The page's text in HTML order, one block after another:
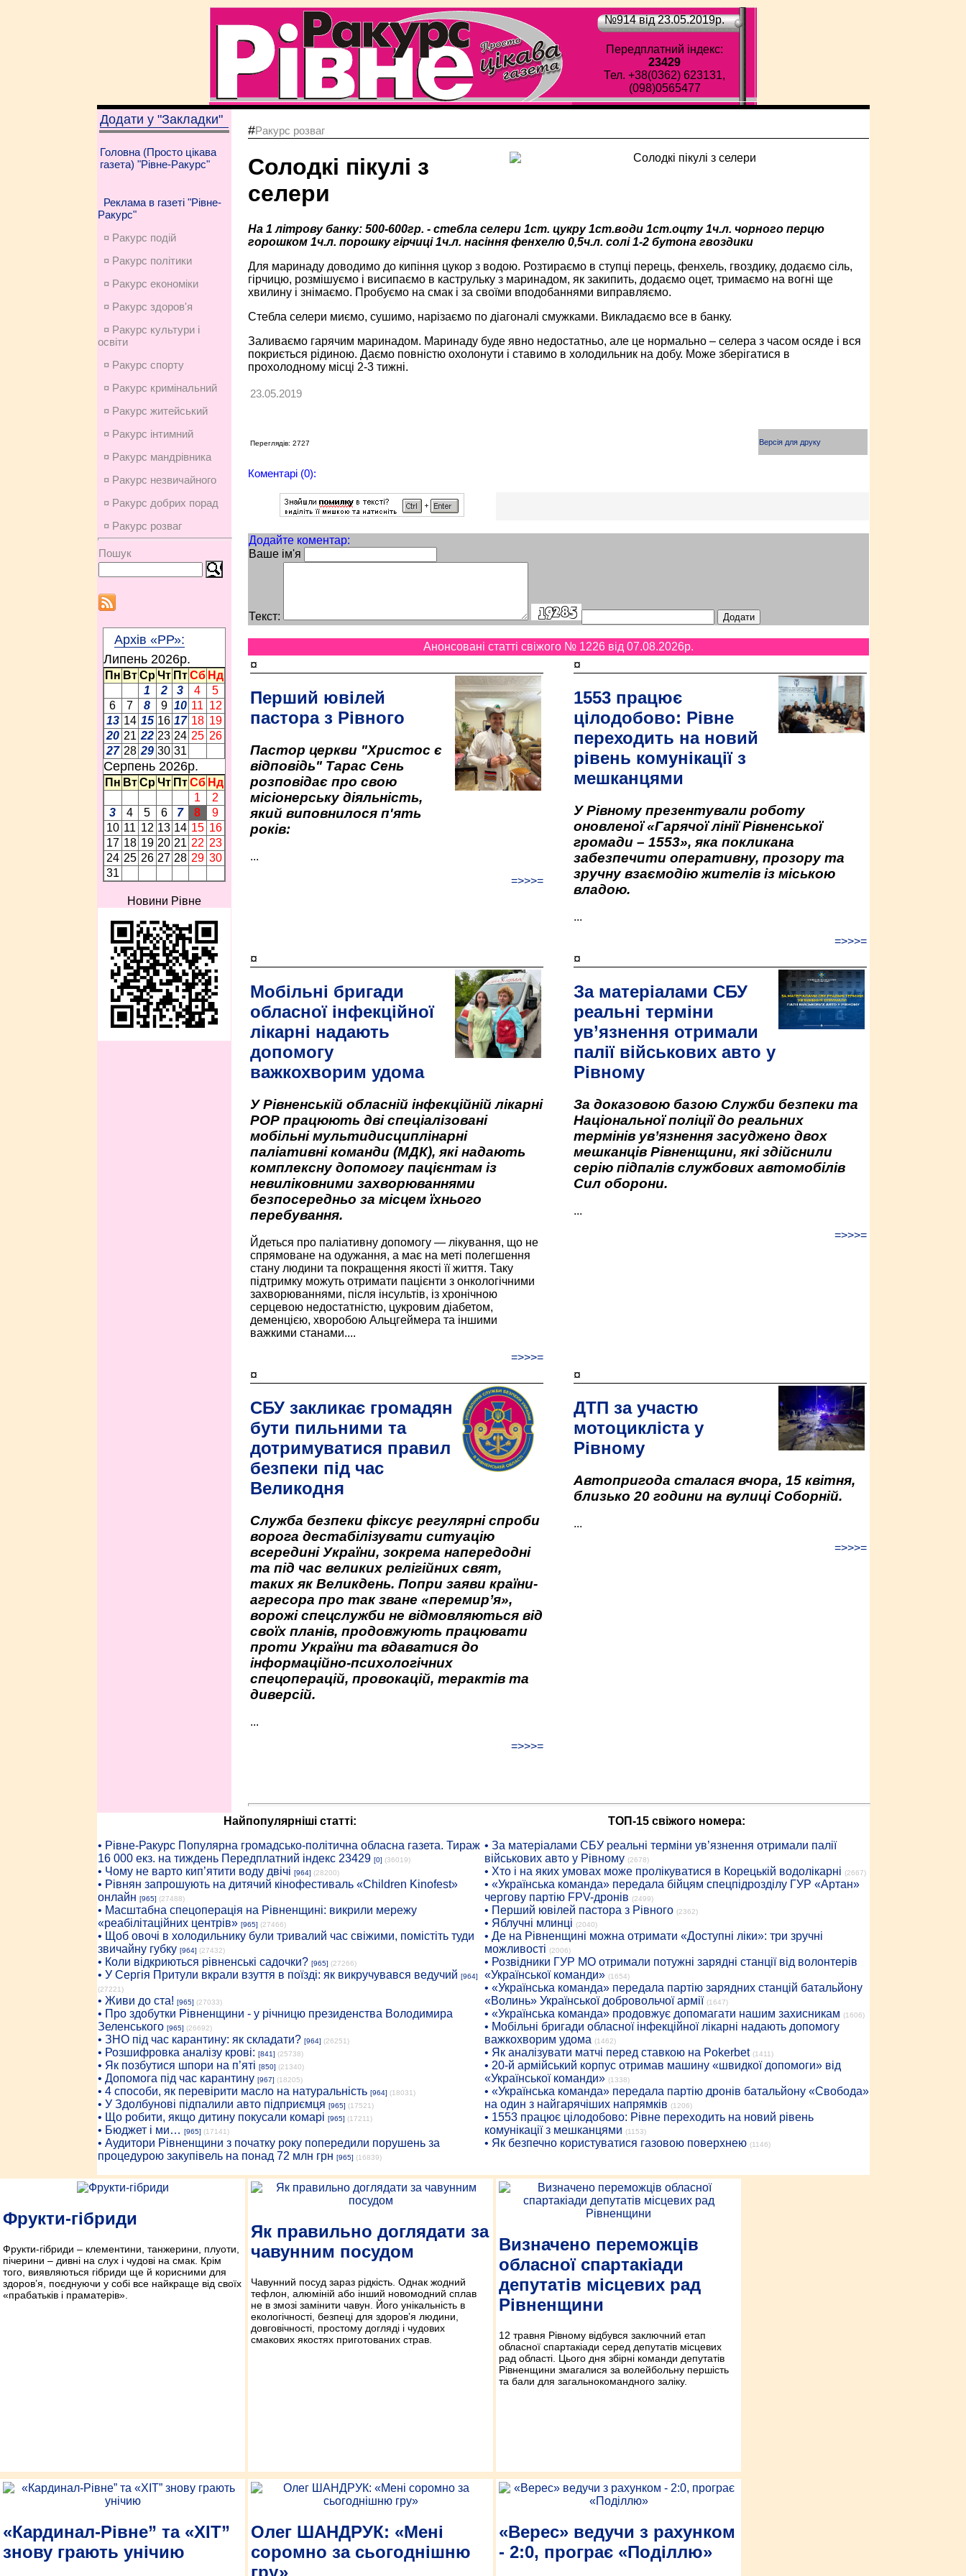
№914 від 23.05.2019p.
Передплатний індекс:
23429
Тел. +38(0362) 623131,
(098)0565477
Додати у "Закладки"
Головна (Просто цікава
газета) "Рівне-Ракурс"
Реклама в газеті "Рівне-
Ракурс"
¤ Ракурс подій
¤ Ракурс політики
¤ Ракурс економiки
¤ Ракурс здоров'я
¤ Ракурс культури і
освіти
¤ Ракурс спорту
¤ Ракурс кримінальний
¤ Ракурс житейський
¤ Ракурс інтимний
¤ Ракурс мандрівника
¤ Ракурс незвичайного
¤ Ракурс добрих порад
¤ Ракурс розваг
Пошук
Архів «РР»:
Липень 2026p.
Пн Вт Ср Чт Пт Сб Нд
1
2 3 4
5
6
7 8 9 10 11 12
13 14 15 16 17 18 19
20 21 22 23 24 25 26
27 28 29 30 31
Серпень 2026p.
Пн Вт Ср Чт Пт Сб Нд
1
2
3
4 5 6 7 8
9
10 11 12 13 14 15 16
17 18 19 20 21 22 23
24 25 26 27 28 29 30
31
Новини Рівне
#Ракурс розваг
Солодкі пікулі з
селери
На 1 літрову банку: 500-600гр. - стебла селери 1ст. цукру 1ст.води 1ст.оцту 1ч.л. чорного перцю
горошком 1ч.л. порошку гірчиці 1ч.л. насіння фенхелю 0,5ч.л. солі 1-2 бутона гвоздики
Для маринаду доводимо до кипіння цукор з водою. Розтираємо в ступці перець, фенхель, гвоздику, додаємо сіль,
гірчицю, розмішуємо і висипаємо в каструльку з маринадом, як закипить, додаємо оцет, тримаємо на вогні ще
хвилину і знімаємо. Пробуємо на смак і за своїми вподобаннями виправляємо.
Стебла селери миємо, сушимо, нарізаємо по діагоналі смужками. Викладаємо все в банку.
Заливаємо гарячим маринадом. Маринаду буде явно недостатньо, але це нормально – селера з часом осяде і вся
покриється рідиною. Даємо повністю охолонути і ставимо в холодильник на добу. Може зберігатися в
прохолодному місці 2-3 тижні.
23.05.2019
Переглядів: 2727 Версія для друку
Коментарі (0):
Додайте коментар:
Ваше ім'я
Текст:
Анонсовані статті свіжого № 1226 від 07.08.2026p.
¤
Перший ювілей
пастора з Рівного
Пастор церкви "Христос є
відповідь" Тарас Сень
розповідає про свою
місіонерську діяльність,
який виповнилося п'ять
років:
...
=>>>=
¤
1553 працює
цілодобово: Рівне
переходить на новий
рівень комунікації з
мешканцями
У Рівному презентували роботу
оновленої «Гарячої лінії Рівненської
громади – 1553», яка покликана
забезпечити оперативну, прозору та
зручну взаємодію жителів із міською
владою.
...
=>>>=
¤
Мобільні бригади
обласної інфекційної
лікарні надають
допомогу
важкохворим удома
У Рівненській обласній інфекційній лікарні
РОР працюють дві спеціалізовані
мобільні мультидисциплінарні
паліативні команди (МДК), які надають
комплексну допомогу пацієнтам із
невиліковними захворюваннями
безпосередньо за місцем їхнього
перебування.
Йдеться про паліативну допомогу — лікування, що не
спрямоване на одужання, а має на меті полегшення
стану людини та покращення якості її життя. Таку
підтримку можуть отримати пацієнти з онкологічними
захворюваннями, після інсультів, із хронічною
серцевою недостатністю, цукровим діабетом,
деменцією, хворобою Альцгеймера та іншими
важкими станами....
=>>>=
¤
За матеріалами СБУ
реальні терміни
ув’язнення отримали
палії військових авто у
Рівному
За доказовою базою Служби безпеки та
Національної поліції до реальних
термінів ув’язнення засуджено двох
мешканців Рівненщини, які здійснили
серію підпалів службових автомобілів
Сил оборони.
...
=>>>=
¤
СБУ закликає громадян
бути пильними та
дотримуватися правил
безпеки під час
Великодня
Служба безпеки фіксує регулярні спроби
ворога дестабілізувати ситуацію
всередині України, зокрема напередодні
та під час великих релігійних свят,
таких як Великдень. Попри заяви країни-
агресора про так зване «перемир’я»,
ворожі спецслужби не відмовляються від
своїх планів, продовжують працювати
проти України та вдаватися до
інформаційно-психологічних
спецоперацій, провокацій, терактів та
диверсій.
...
=>>>=
¤
ДТП за участю
мотоцикліста у
Рівному
Автопригода сталася вчора, 15 квітня,
близько 20 години на вулиці Соборній.
...
=>>>=
Найпопулярніші статті:
• Рiвне-Ракурс Популярна громадсько-політична обласна газета. Тираж
16 000 екз. на тиждень Передплатний індекс 23429 [0] (36019)
• Чому не варто кип’ятити воду двічі [964] (28200)
• Рівнян запрошують на дитячий кінофестиваль «Children Kinofest»
онлайн [965] (27488)
• Масштабна спецоперація на Рівненщині: викрили мережу
«реабілітаційних центрів» [965] (27466)
• Щоб овочі в холодильнику були тривалий час свіжими, помістіть туди
звичайну губку [964] (27432)
• Коли відкриються рівненські садочки? [965] (27266)
• У Сергія Притули вкрали взуття в поїзді: як викручувався ведучий [964]
(27221)
• Живи до ста! [965] (27033)
• Про здобутки Рівненщини - у річницю президенства Володимира
Зеленського [965] (26692)
• ЗНО під час карантину: як складати? [964] (26251)
• Розшифровка аналізу крові: [841] (25738)
• Як позбутися шпори на п’яті [850] (21340)
• Допомога під час карантину [967] (18205)
• 4 способи, як перевірити масло на натуральність [964] (18031)
• У Здолбунові підпалили авто підприємця [965] (17521)
• Що робити, якщо дитину покусали комарі [965] (17211)
• Бюджет і ми… [965] (17141)
• Аудитори Рівненщини з початку року попередили порушень за
процедурою закупівель на понад 72 млн грн [965] (16839)
ТОП-15 свіжого номера:
• За матеріалами СБУ реальні терміни ув’язнення отримали палії
військових авто у Рівному (2678)
• Хто і на яких умовах може пролікуватися в Корецькій водолікарні (2667)
• «Українська команда» передала бійцям спецпідрозділу ГУР «Артан»
чергову партію FPV-дронів (2499)
• Перший ювілей пастора з Рівного (2362)
• Яблучні млинці (2040)
• Де на Рівненщині можна отримати «Доступні ліки»: три зручні
можливості (2006)
• Розвідники ГУР МО отримали потужні зарядні станції від волонтерів
«Української команди» (1654)
• «Українська команда» передала партію зарядних станцій батальйону
«Волинь» Української добровольчої армії (1647)
• «Українська команда» продовжує допомагати нашим захисникам (1606)
• Мобільні бригади обласної інфекційної лікарні надають допомогу
важкохворим удома (1462)
• Як аналізувати матчі перед ставкою на Pokerbet (1411)
• 20-й армійський корпус отримав машину «швидкої допомоги» від
«Української команди» (1338)
• «Українська команда» передала партію дронів батальйону «Свобода»
на один з найгарячіших напрямків (1206)
• 1553 працює цілодобово: Рівне переходить на новий рівень
комунікації з мешканцями (1153)
• Як безпечно користуватися газовою поверхнею (1146)
Фрукти-гібриди
Фрукти-гібриди – клементини, танжерини, плуоти,
пічерини – дивні на слух і чудові на смак. Крім
того, виявляються гібриди ще й корисними для
здоров’я, поєднуючи у собі все найкраще від своїх
«прабатьків і праматерів».
Як правильно доглядати за
чавунним посудом
Чавунний посуд зараз рідкість. Однак жодний
тефлон, алюміній або інший новомодний сплав
не в змозі замінити чавун. Його унікальність в
екологічності, безпеці для здоров’я людини,
довговічності, простому догляді і чудових
смакових якостях приготованих страв.
Визначено переможців
обласної спартакіади
депутатів місцевих рад
Рівненщини
12 травня Рівному відбувся заключний етап
обласної спартакіади серед депутатів місцевих
рад області. Цього дня збірні команди депутатів
Рівненщини змагалися за волейбольну першість
та бали для загальнокомандного заліку.
«Кардинал-Рівне” та «ХІТ”
знову грають унічию
Олег ШАНДРУК: «Мені
соромно за сьогоднішню
гру»
«Верес» ведучи з рахунком
- 2:0, програє «Поділлю»